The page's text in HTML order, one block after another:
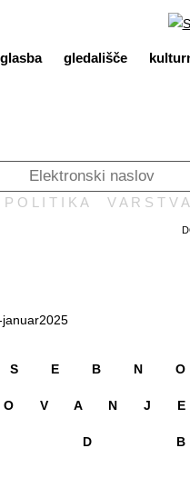
glasba gledališče
P O L I T I K A V A R S T V
E B N O
V A N J E
D B